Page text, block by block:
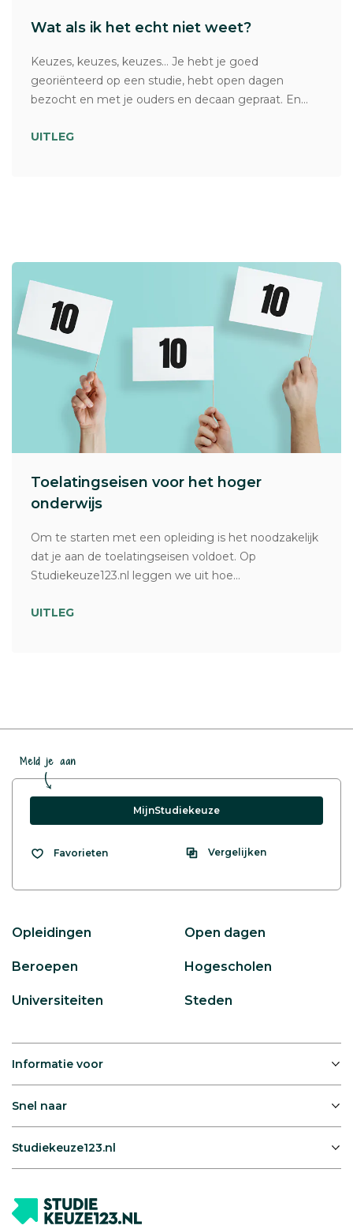
Wat als ik het echt niet weet?
Keuzes, keuzes, keuzes… Je hebt je goed
georiënteerd op een studie, hebt open dagen
bezocht en met je ouders en decaan gepraat. En...
UITLEG
Toelatingseisen voor het hoger
onderwijs
Om te starten met een opleiding is het noodzakelijk
dat je aan de toelatingseisen voldoet. Op
Studiekeuze123.nl leggen we uit hoe...
UITLEG
Meld je aan
MijnStudiekeuze
Favorieten Vergelijken
Opleidingen Open dagen
Beroepen Hogescholen
Universiteiten Steden
Informatie voor
Snel naar
Studiekeuze123.nl